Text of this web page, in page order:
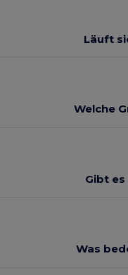
Läuft
Welche
Gibt
Was